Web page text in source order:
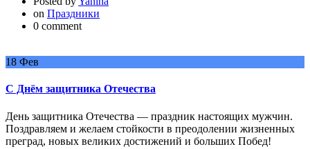
on Праздники
0 comment
18 Фев
С Днём защитника Отечества
День защитника Отечества — праздник настоящих мужчин.
Поздравляем и желаем стойкости в преодолении жизненных
преград, новых великих достижений и больших Побед!